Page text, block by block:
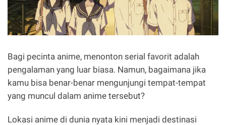
Bagi pecinta anime, menonton serial favorit adalah
pengalaman yang luar biasa. Namun, bagaimana jika
kamu bisa benar-benar mengunjungi tempat-tempat
yang muncul dalam anime tersebut?
Lokasi anime di dunia nyata kini menjadi destinasi